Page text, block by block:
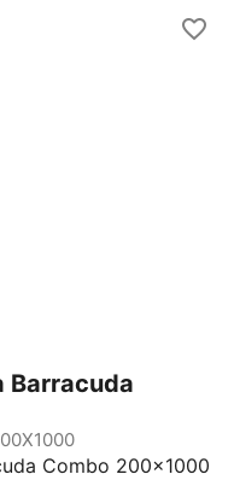
Barracuda
Combo 200x1000